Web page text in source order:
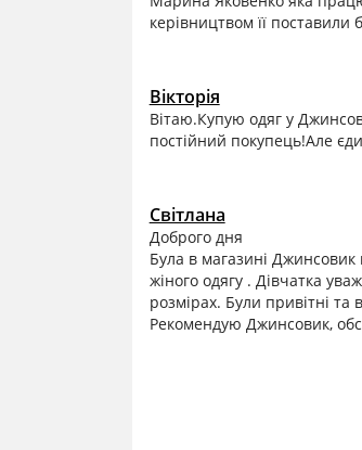
керівництвом її поставили
Вікторія
Вітаю.Купую одяг у
постійний покупець!Але
Світлана
Доброго дня
Була в магазині
жіного одягу . Дівчатка
розмірах. Були привітні
Рекомендую Джинсовик,